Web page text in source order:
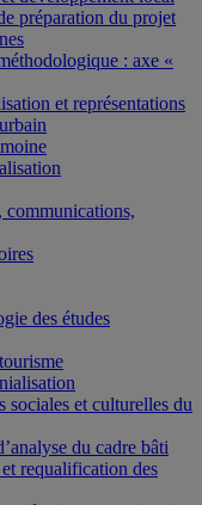
préparation du projet
: axe «
et représentations
des études
et culturelles du
du cadre bâti
requalification des